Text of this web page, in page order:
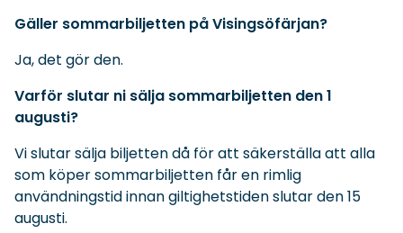
Gäller sommarbiljetten på Visingsöfärjan?
Ja, det gör den.
Varför slutar ni sälja sommarbiljetten den 1
augusti?
Vi slutar sälja biljetten då för att säkerställa att alla
som köper sommarbiljetten får en rimlig
användningstid innan giltighetstiden slutar den 15
augusti.